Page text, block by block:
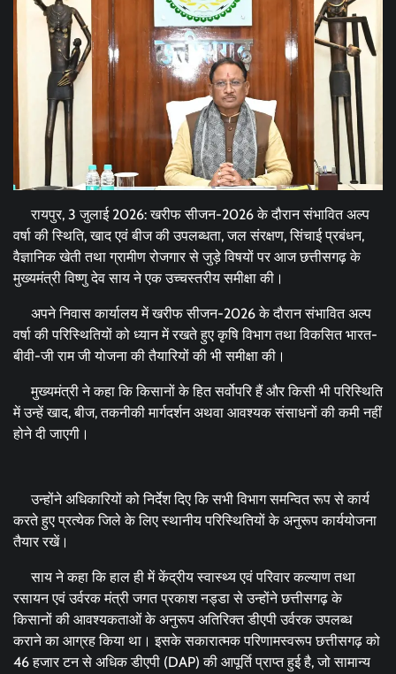
रायपुर, 3 जुलाई 2026: खरीफ सीजन-2026 के दौरान संभावित अल्प
वर्षा की स्थिति, खाद एवं बीज की उपलब्धता, जल संरक्षण, सिंचाई प्रबंधन,
वैज्ञानिक खेती तथा ग्रामीण रोजगार से जुड़े विषयों पर आज छत्तीसगढ़ के
मुख्यमंत्री विष्णु देव साय ने एक उच्चस्तरीय समीक्षा की।
अपने निवास कार्यालय में खरीफ सीजन-2026 के दौरान संभावित अल्प
वर्षा की परिस्थितियों को ध्यान में रखते हुए कृषि विभाग तथा विकसित भारत-
बीवी-जी राम जी योजना की तैयारियों की भी समीक्षा की।
मुख्यमंत्री ने कहा कि किसानों के हित सर्वोपरि हैं और किसी भी परिस्थिति
में उन्हें खाद, बीज, तकनीकी मार्गदर्शन अथवा आवश्यक संसाधनों की कमी नहीं
होने दी जाएगी।
उन्होंने अधिकारियों को निर्देश दिए कि सभी विभाग समन्वित रूप से कार्य
करते हुए प्रत्येक जिले के लिए स्थानीय परिस्थितियों के अनुरूप कार्ययोजना
तैयार रखें।
साय ने कहा कि हाल ही में केंद्रीय स्वास्थ्य एवं परिवार कल्याण तथा
रसायन एवं उर्वरक मंत्री जगत प्रकाश नड्डा से उन्होंने छत्तीसगढ़ के
किसानों की आवश्यकताओं के अनुरूप अतिरिक्त डीएपी उर्वरक उपलब्ध
कराने का आग्रह किया था। इसके सकारात्मक परिणामस्वरूप छत्तीसगढ़ को
46 हजार टन से अधिक डीएपी (DAP) की आपूर्ति प्राप्त हुई है, जो सामान्य